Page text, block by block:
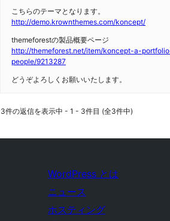
こちらのテーマとなります。
http://demo.krownthemes.com/koncept/
themeforestの製品概要ページ
http://themeforest.net/item/koncept-a-
people/9213287
どうぞよろしくお願いいたします。
3件の返信を表示中 - 1 - 3件目 (全3件中)
WordPress とは
ニュース
ホスティング